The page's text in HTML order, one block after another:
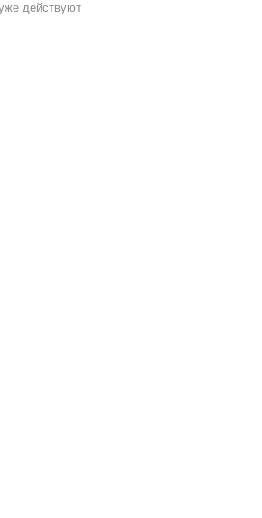
действуют